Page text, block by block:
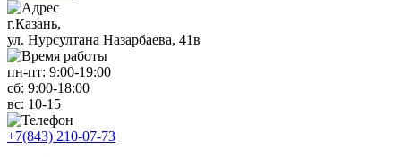
г.Казань,
ул. Нурсултана Назарбаева, 41в
пн-пт: 9:00-19:00
сб: 9:00-18:00
вс: 10-15
+7(843) 210-07-73